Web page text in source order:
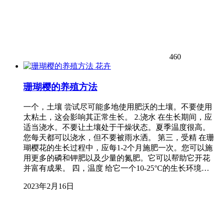
460
花卉
珊瑚樱的养殖方法
一个，土壤 尝试尽可能多地使用肥沃的土壤。不要使用
太粘土，这会影响其正常生长。 2.浇水 在生长期间，应
适当浇水。不要让土壤处于干燥状态。夏季温度很高。
您每天都可以浇水，但不要被雨水洒。 第三，受精 在珊
瑚樱花的生长过程中，应每1-2个月施肥一次。您可以施
用更多的磷和钾肥以及少量的氮肥。它可以帮助它开花
并富有成果。 四，温度 给它一个10-25°C的生长环境…
2023年2月16日